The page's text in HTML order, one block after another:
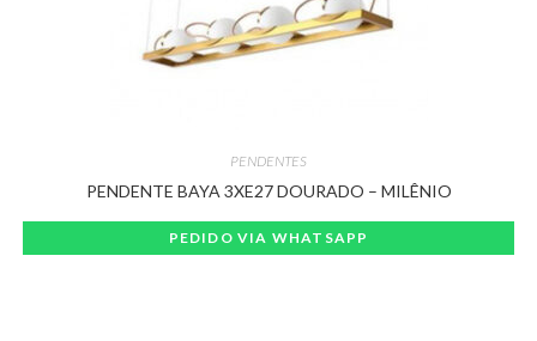
PENDENTES
PENDENTE BAYA 3XE27 DOURADO – MILÊNIO
PEDIDO VIA WHATSAPP